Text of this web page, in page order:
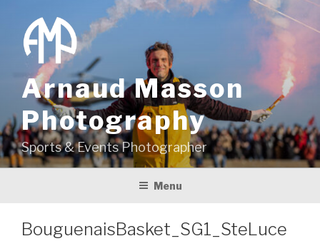
contenu
principal
Arnaud Masson
Photography
Sports & Events Photographer
Menu
BouguenaisBasket_SG1_SteLuce